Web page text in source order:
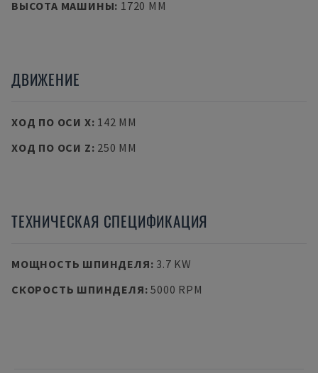
ВЫСОТА МАШИНЫ: 1720 MM
ДВИЖЕНИЕ
ХОД ПО ОСИ X: 142 MM
ХОД ПО ОСИ Z: 250 MM
ТЕХНИЧЕСКАЯ СПЕЦИФИКАЦИЯ
МОЩНОСТЬ ШПИНДЕЛЯ: 3.7 KW
СКОРОСТЬ ШПИНДЕЛЯ:5000 RPM